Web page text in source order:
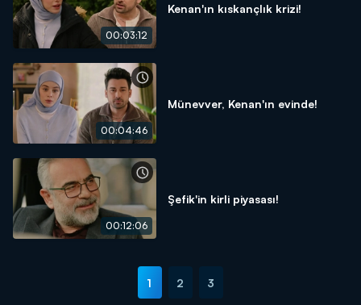
00:03:12
Kenan'ın kıskançlık krizi!
00:04:46
Münevver, Kenan'ın evinde!
00:12:06
Şefik'in kirli piyasası!
1 2 3